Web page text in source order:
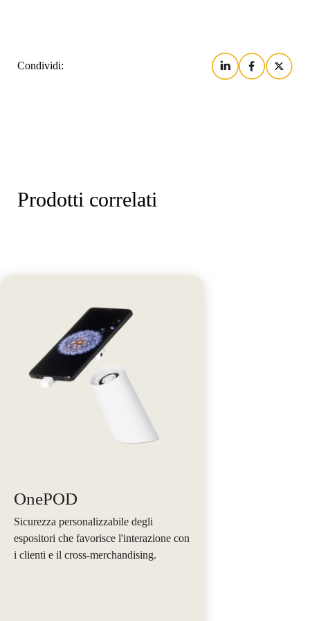
Condividi:
Prodotti correlati
OnePOD
Sicurezza personalizzabile degli
espositori che favorisce l'interazione con
i clienti e il cross-merchandising.